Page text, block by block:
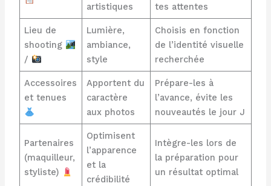
artistiques
tes attentes
Lieu de
shooting
/
Lumière,
ambiance,
style
Choisis en fonction
de l’identité visuelle
recherchée
Accessoires
et tenues
Apportent du
caractère
aux photos
Prépare-les à
l’avance, évite les
nouveautés le jour J
Partenaires
(maquilleur,
styliste)
Optimisent
l’apparence
et la
crédibilité
Intègre-les lors de
la préparation pour
un résultat optimal